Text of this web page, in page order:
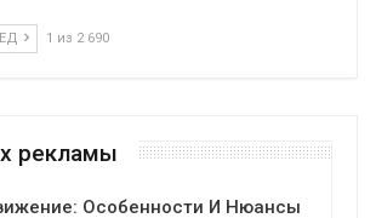
1 из 2 690
рекламы
Особенности И Нюансы